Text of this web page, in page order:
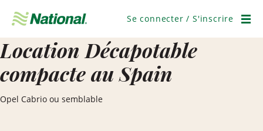
navigation
Se connecter / S'inscrire
Location Décapotable
compacte au Spain
Opel Cabrio ou semblable